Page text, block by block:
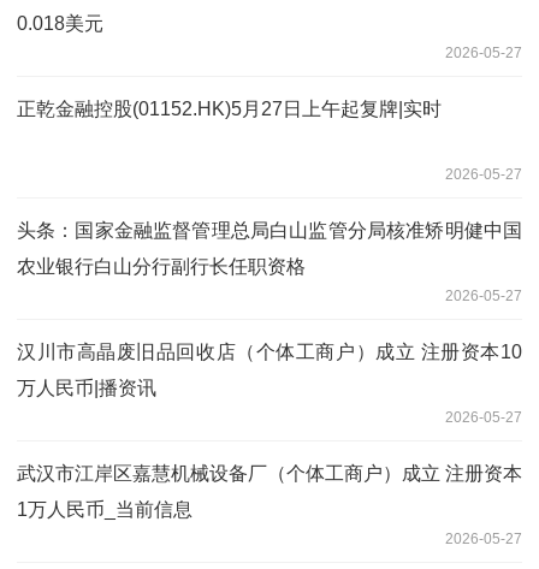
0.018美元
2026-05-27
正乾金融控股(01152.HK)5月27日上午起复牌|实时
2026-05-27
头条：国家金融监督管理总局白山监管分局核准矫明健中国
农业银行白山分行副行长任职资格
2026-05-27
汉川市高晶废旧品回收店（个体工商户）成立 注册资本10
万人民币|播资讯
2026-05-27
武汉市江岸区嘉慧机械设备厂（个体工商户）成立 注册资本
1万人民币_当前信息
2026-05-27